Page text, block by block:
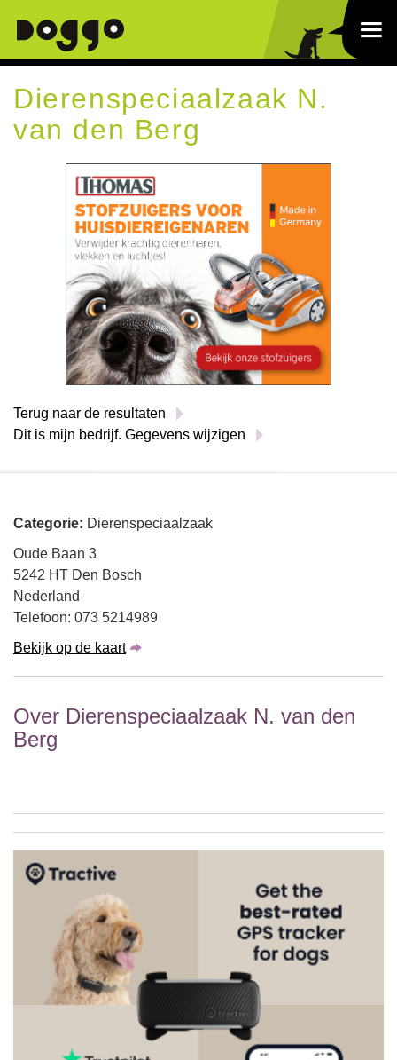
Dierenspeciaalzaak N.
van den Berg
Terug naar de resultaten
Dit is mijn bedrijf. Gegevens wijzigen
Categorie: Dierenspeciaalzaak
Oude Baan 3
5242 HT Den Bosch
Nederland
Telefoon: 073 5214989
Bekijk op de kaart
Over Dierenspeciaalzaak N. van den
Berg